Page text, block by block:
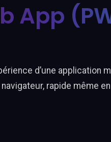
App
d’une application
rapide même